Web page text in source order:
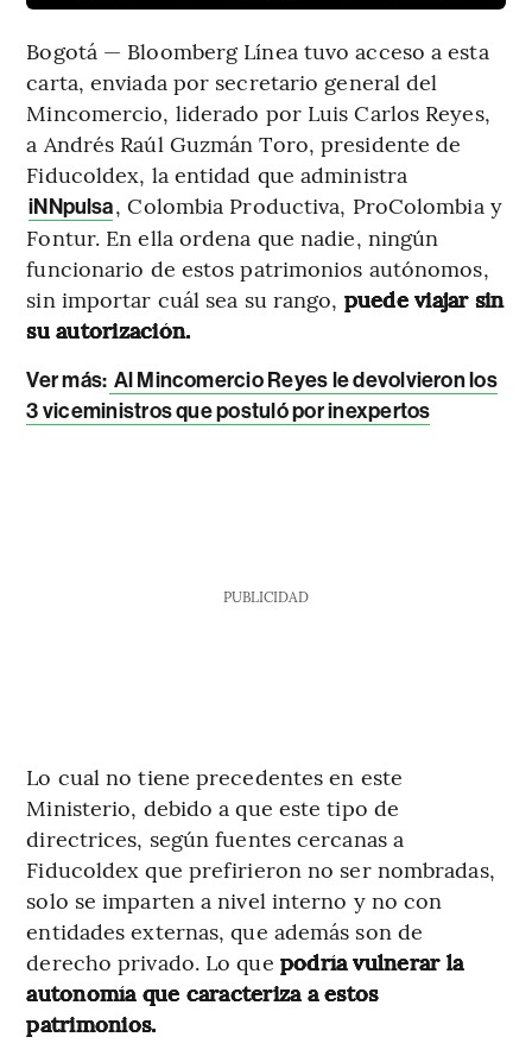
Bogotá — Bloomberg Línea tuvo acceso a esta
carta, enviada por secretario general del
Mincomercio, liderado por Luis Carlos Reyes,
a Andrés Raúl Guzmán Toro, presidente de
Fiducoldex, la entidad que administra
iNNpulsa, Colombia Productiva, ProColombia y
Fontur. En ella ordena que nadie, ningún
funcionario de estos patrimonios autónomos,
sin importar cuál sea su rango, puede viajar sin
su autorización.
Ver más: Al Mincomercio Reyes le devolvieron los
3 viceministros que postuló por inexpertos
PUBLICIDAD
Lo cual no tiene precedentes en este
Ministerio, debido a que este tipo de
directrices, según fuentes cercanas a
Fiducoldex que prefirieron no ser nombradas,
solo se imparten a nivel interno y no con
entidades externas, que además son de
derecho privado. Lo que podría vulnerar la
autonomía que caracteriza a estos
patrimonios.